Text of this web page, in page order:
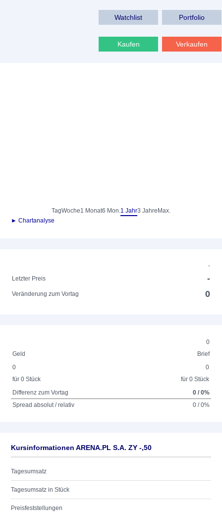
Watchlist Portfolio
Kaufen Verkaufen
TagWoche1 Monat6 Mon.1 Jahr3 Jahre Max.
► Chartanalyse
-
Letzter Preis
-
Veränderung zum Vortag 0
0
Geld
Brief
0
für 0 Stück
0
für 0 Stück
Differenz zum Vortag
0 / 0%
Spread absolut / relativ
0 / 0%
Kursinformationen ARENA.PL S.A. ZY -,50
Tagesumsatz
Tagesumsatz in Stück
Preisfeststellungen